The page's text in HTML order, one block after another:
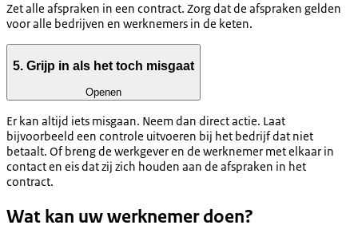
Zet alle afspraken in een contract. Zorg dat de afspraken gelden
voor alle bedrijven en werknemers in de keten.
5. Grijp in als het toch misgaat
Openen
Er kan altijd iets misgaan. Neem dan direct actie. Laat
bijvoorbeeld een controle uitvoeren bij het bedrijf dat niet
betaalt. Of breng de werkgever en de werknemer met elkaar in
contact en eis dat zij zich houden aan de afspraken in het
contract.
Wat kan uw werknemer doen?